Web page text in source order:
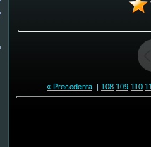
« Precedenta | 108 109 110